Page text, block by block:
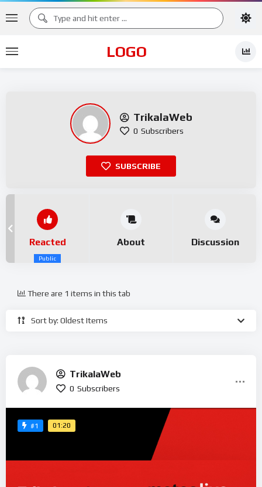
LOGO
TrikalaWeb
0 Subscribers
SUBSCRIBE
Reacted
Public
About Discussion
Sort by: Oldest Items
There are 1 items in this tab
TrikalaWeb
0 Subscribers
#1 01:20